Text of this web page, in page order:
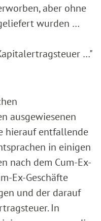
aber ohne
wurden …
…"
ausgewiesenen
hierauf entfallende
in einigen
nach dem Cum-Ex-
Ex-Geschäfte
und der darauf
In